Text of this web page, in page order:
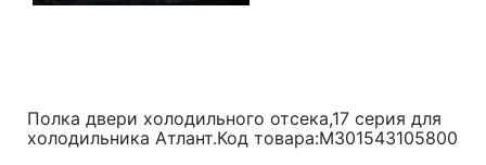
Полка двери холодильного отсека,17 серия для
холодильника Атлант.Код товара:M301543105800